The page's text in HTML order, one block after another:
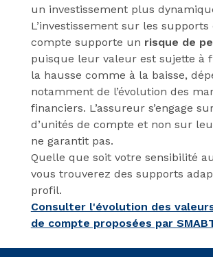
un investissement plus
L’investissement sur les
compte supporte un risque de
puisque leur valeur est sujette à
la hausse comme à la baisse,
notamment de l’évolution des
financiers. L’assureur s’engage
d’unités de compte et non sur
ne garantit pas.
Quelle que soit votre sensibilité
vous trouverez des supports
profil.
Consulter l'évolution des
de compte proposées par